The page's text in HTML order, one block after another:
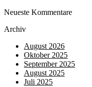
Neueste Kommentare
Archiv
August 2026
Oktober 2025
September 2025
August 2025
Juli 2025